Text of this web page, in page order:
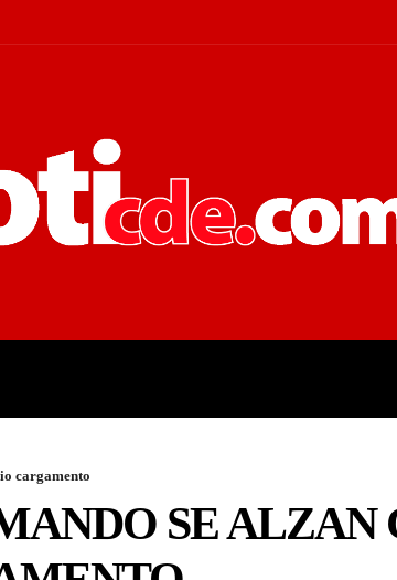
cargamento
SE ALZAN